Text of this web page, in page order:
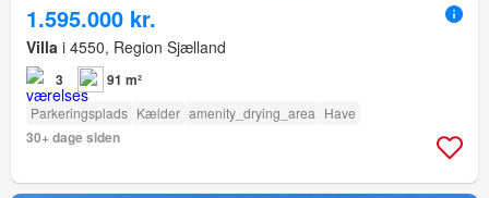
1.595.000 kr.
Villa i 4550, Region Sjælland
3 91 m²
Parkeringsplads Kælder amenity_drying_area Have
30+ dage siden